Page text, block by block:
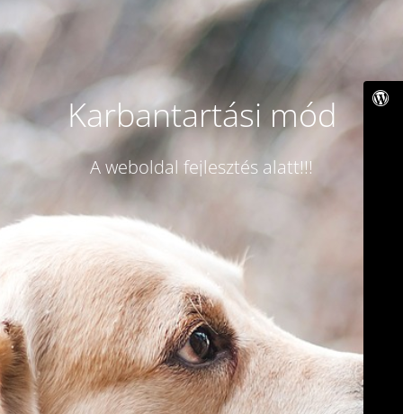
Karbantartási mód
A weboldal fejlesztés alatt!!!